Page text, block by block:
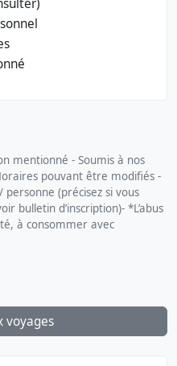
mentionné - Soumis à nos
pouvant être modifiés -
(précisez si vous
bulletin d’inscription)- *L’abus
à consommer avec
voyages